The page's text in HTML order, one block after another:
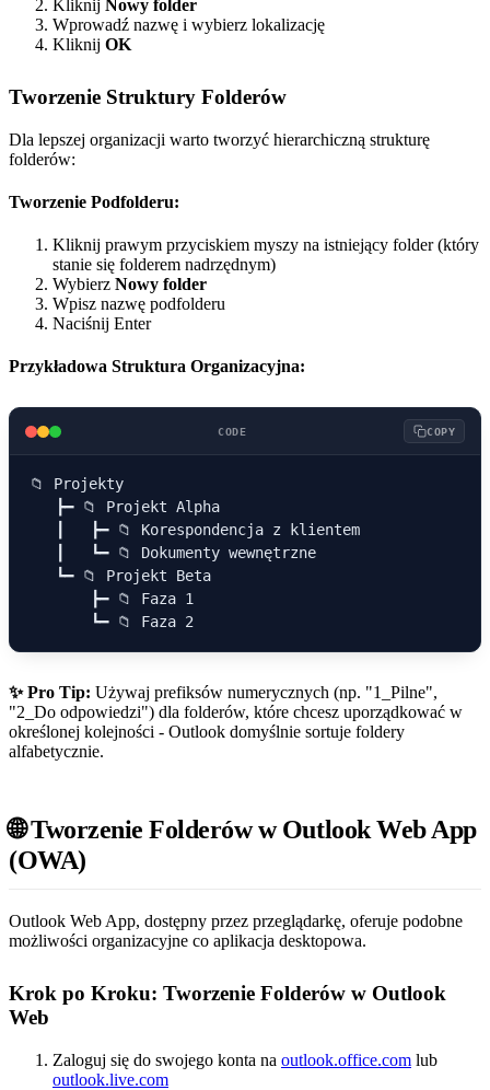
Kliknij Nowy folder
Wprowadź nazwę i wybierz lokalizację
Kliknij OK
Tworzenie Struktury Folderów
Dla lepszej organizacji warto tworzyć hierarchiczną strukturę
folderów:
Tworzenie Podfolderu:
Kliknij prawym przyciskiem myszy na istniejący folder (który
stanie się folderem nadrzędnym)
Wybierz Nowy folder
Wpisz nazwę podfolderu
Naciśnij Enter
Przykładowa Struktura Organizacyjna:
CODE COPY
📁 Projekty
   ┣━ 📁 Projekt Alpha
   ┃   ┣━ 📁 Korespondencja z klientem
   ┃   ┗━ 📁 Dokumenty wewnętrzne
   ┗━ 📁 Projekt Beta
       ┣━ 📁 Faza 1
✨ Pro Tip: Używaj prefiksów numerycznych (np. "1_Pilne",
"2_Do odpowiedzi") dla folderów, które chcesz uporządkować w
określonej kolejności - Outlook domyślnie sortuje foldery
alfabetycznie.
🌐 Tworzenie Folderów w Outlook Web App
(OWA)
Outlook Web App, dostępny przez przeglądarkę, oferuje podobne
możliwości organizacyjne co aplikacja desktopowa.
Krok po Kroku: Tworzenie Folderów w Outlook
Web
Zaloguj się do swojego konta na outlook.office.com lub
outlook.live.com